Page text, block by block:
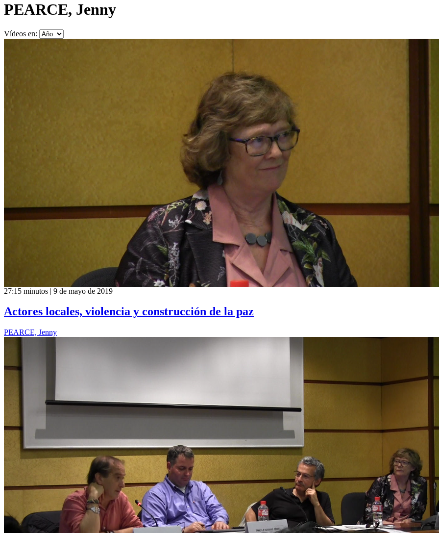
PEARCE, Jenny
Vídeos en:
27:15 minutos | 9 de mayo de 2019
Actores locales, violencia y construcción de la paz
PEARCE, Jenny